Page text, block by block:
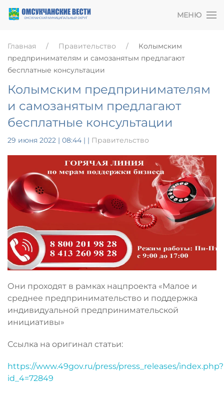
МЕНЮ
Главная Правительство
Колымским
предпринимателям и самозанятым предлагают
бесплатные консультации
Колымским предпринимателям
и самозанятым предлагают
бесплатные консультации
29 июня 2022 | 08:44 | | Правительство
Они проходят в рамках нацпроекта «Малое и
среднее предпринимательство и поддержка
индивидуальной предпринимательской
инициативы»
Ссылка на оригинал статьи:
https://www.49gov.ru/press/press_releases/index.php?
id_4=72849